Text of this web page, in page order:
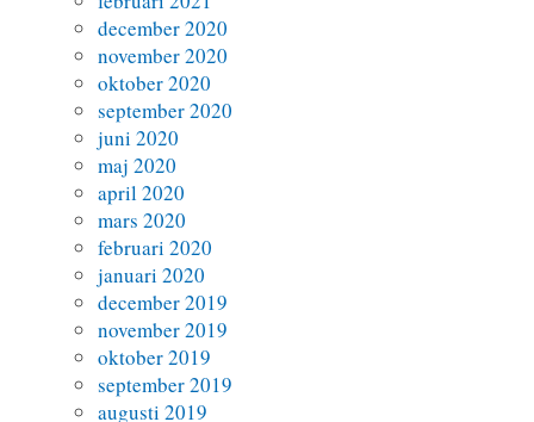
december 2020
november 2020
oktober 2020
september 2020
juni 2020
maj 2020
april 2020
mars 2020
februari 2020
januari 2020
december 2019
november 2019
oktober 2019
september 2019
augusti 2019